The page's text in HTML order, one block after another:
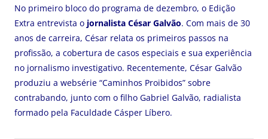
No primeiro bloco do programa de dezembro, o Edição
Extra entrevista o jornalista César Galvão. Com mais de 30
anos de carreira, César relata os primeiros passos na
profissão, a cobertura de casos especiais e sua experiência
no jornalismo investigativo. Recentemente, César Galvão
produziu a websérie “Caminhos Proibidos” sobre
contrabando, junto com o filho Gabriel Galvão, radialista
formado pela Faculdade Cásper Líbero.